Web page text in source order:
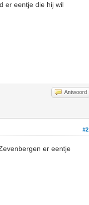
er eentje die hij wil
Antwoord
#2
er eentje